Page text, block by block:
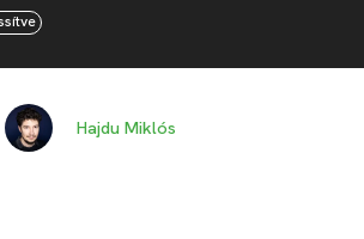
Hajdu Miklós